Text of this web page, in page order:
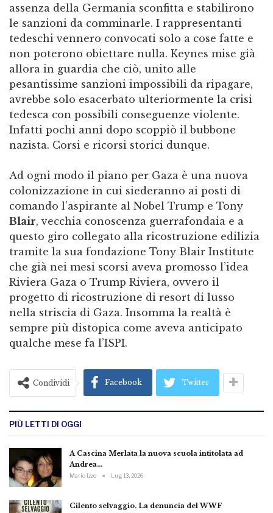
assenza della Germania sconfitta e stabilirono
le sanzioni da comminarle. I rappresentanti
tedeschi vennero convocati solo a cose fatte e
non poterono obiettare nulla. Keynes mise già
allora in guardia che ciò, unito alle
pesantissime sanzioni impossibili da ripagare,
avrebbe solo esacerbato ulteriormente la crisi
tedesca con possibili conseguenze violente.
Infatti pochi anni dopo scoppiò il bubbone
nazista. Corsi e ricorsi storici dunque.
Ad ogni modo il piano per Gaza è una nuova
colonizzazione in cui siederanno ai posti di
comando l’aspirante al Nobel Trump e Tony
Blair, vecchia conoscenza guerrafondaia e a
questo giro collegato alla ricostruzione edilizia
tramite la sua fondazione Tony Blair Institute
che già nei mesi scorsi aveva promosso l’idea
Riviera Gaza o Trump Riviera, ovvero il
progetto di ricostruzione di resort di lusso
nella striscia di Gaza. Insomma la realtà è
sempre più distopica come aveva anticipato
qualche mese fa l’ISPI.
Condividi Facebook Twitter
PIÙ LETTI DI OGGI
A Cascina Merlata la nuova scuola intitolata ad
Andrea…
Mario Izzo Lug 13, 2026
Cilento selvaggio. La denuncia del WWF